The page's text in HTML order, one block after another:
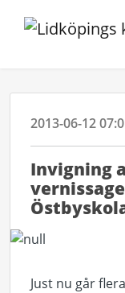
2013-06-12
Invigning
Just nu går